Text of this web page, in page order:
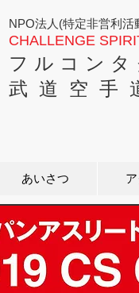
CHALLENGE
フ ル コ ン タ
武 道 空 手
NPO法人(特定非営利活
あいさつ